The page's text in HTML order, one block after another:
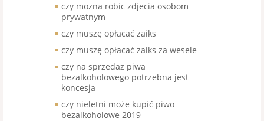
czy mozna robic zdjecia osobom
prywatnym
czy muszę opłacać zaiks
czy muszę opłacać zaiks za wesele
czy na sprzedaz piwa
bezalkoholowego potrzebna jest
koncesja
czy nieletni może kupić piwo
bezalkoholowe 2019